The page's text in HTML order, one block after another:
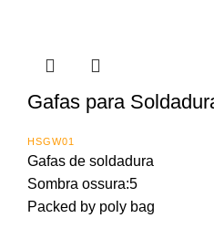
Gafas para
HSGW01
Gafas de soldadura
Sombra ossura:5
Packed by poly bag